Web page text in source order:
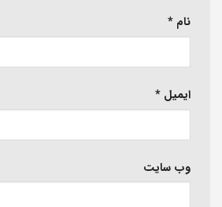
نام *
ایمیل *
وب‌ سایت